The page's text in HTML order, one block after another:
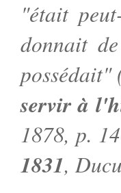
"était
donnait
servir à
1878, p.
1831,